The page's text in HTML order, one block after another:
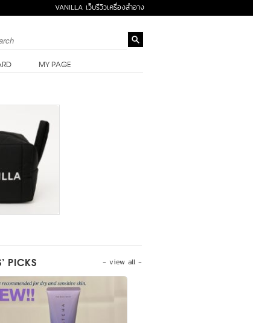
VANILLA เว็บรีวิวเครื่องสำอาง
MY PAGE
- view all -
PICKS